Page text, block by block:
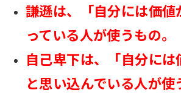
謙遜は、「自分には価値
っている人が使うもの。
自己卑下は、「自分には
と思い込んでいる人が使